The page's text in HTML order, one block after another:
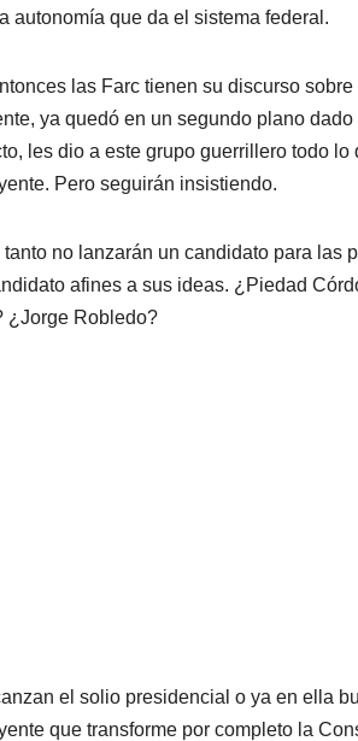
autonomía que da el sistema federal.
las Farc tienen su discurso
ya quedó en un segundo plano
les dio a este grupo guerrillero todo
Pero seguirán insistiendo.
tanto no lanzarán un candidato para
afines a sus ideas. ¿Piedad
¿Jorge Robledo?
el solio presidencial o ya en ella
que transforme por completo la